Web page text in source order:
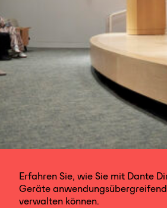
Erfahren Sie, wie Sie mit Dante
Geräte
verwalten können.